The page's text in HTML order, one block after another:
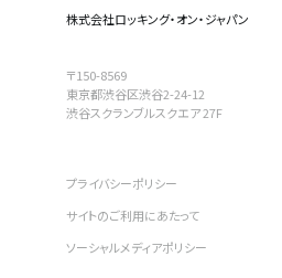
株式会社ロッキング・オン・ジャパン
〒150-8569
東京都渋谷区渋谷2-24-12
渋谷スクランブルスクエア 27F
プライバシーポリシー
サイトのご利用にあたって
ソーシャルメディアポリシー